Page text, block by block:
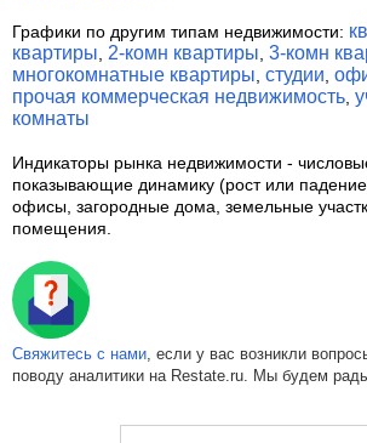
Графики по другим типам недвижимости:
квартиры, 2-комн квартиры, 3-комн
многокомнатные квартиры, студии,
прочая коммерческая недвижимость,
комнаты
Индикаторы рынка недвижимости -
показывающие динамику (рост или
офисы, загородные дома, земельные
помещения.
Свяжитесь с нами, если у вас возникли
поводу аналитики на Restate.ru. Мы будем